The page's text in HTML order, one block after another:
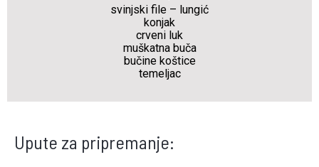
svinjski file – lungić
konjak
crveni luk
muškatna buča
bučine koštice
temeljac
Upute za pripremanje: